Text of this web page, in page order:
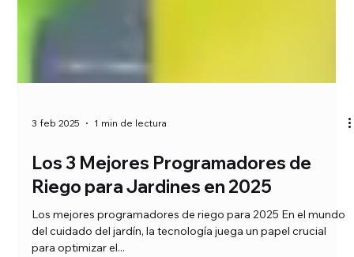
3 feb 2025 1 min de lectura
Los 3 Mejores Programadores de
Riego para Jardines en 2025
Los mejores programadores de riego para 2025 En el mundo